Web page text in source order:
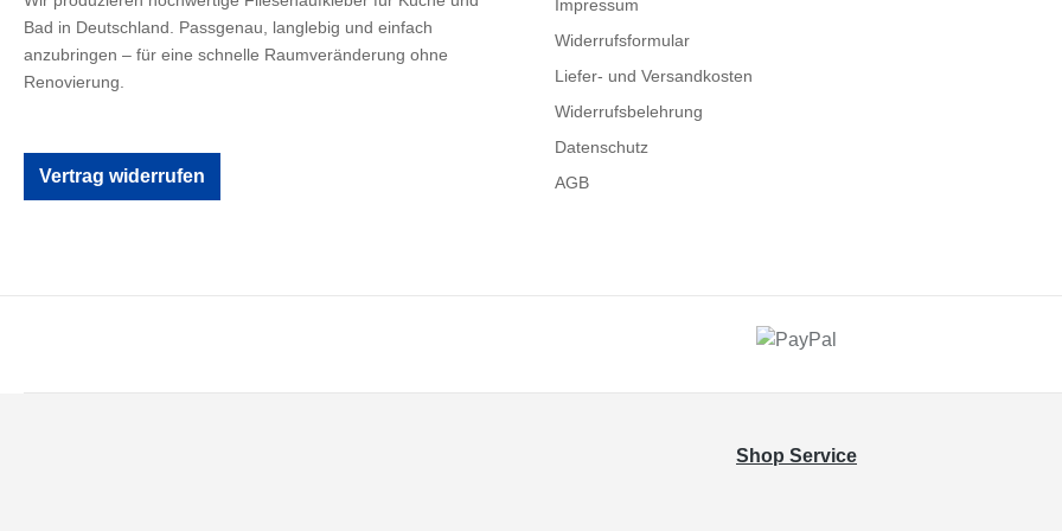
Bad in Deutschland. Passgenau, langlebig und einfach
anzubringen – für eine schnelle Raumveränderung ohne
Renovierung.
Vertrag widerrufen
Impressum
Widerrufsformular
Liefer- und Versandkosten
Widerrufsbelehrung
Datenschutz
AGB
Shop Service